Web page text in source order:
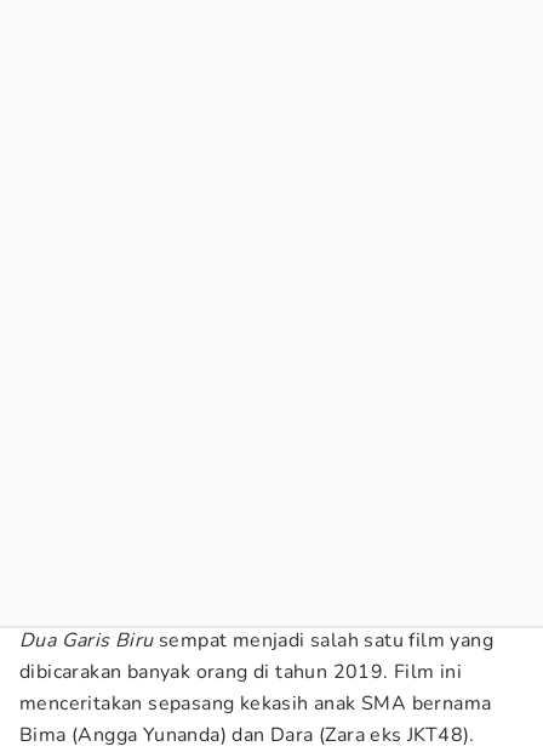
Dua Garis Biru sempat menjadi salah satu film yang
dibicarakan banyak orang di tahun 2019. Film ini
menceritakan sepasang kekasih anak SMA bernama
Bima (Angga Yunanda) dan Dara (Zara eks JKT48).